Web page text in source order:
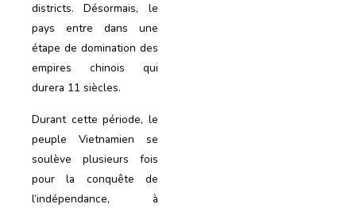
districts. Désormais, le
pays entre dans une
étape de domination des
empires chinois qui
durera 11 siècles.
Durant cette période, le
peuple Vietnamien se
soulève plusieurs fois
pour la conquête de
l’indépendance, à